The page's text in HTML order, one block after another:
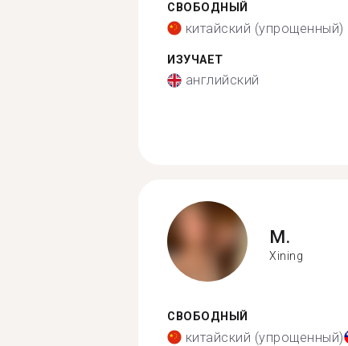
СВОБОДНЫЙ
китайский (упрощенный)
ИЗУЧАЕТ
английский
M.
Xining
СВОБОДНЫЙ
китайский (упрощенный)